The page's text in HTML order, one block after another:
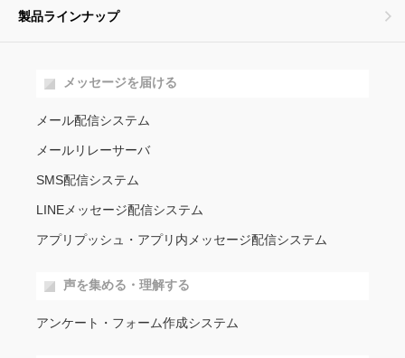
製品ラインナップ
メッセージを届ける
メール配信システム
メールリレーサーバ
SMS配信システム
LINEメッセージ配信システム
アプリプッシュ・アプリ内メッセージ配信システム
声を集める・理解する
アンケート・フォーム作成システム